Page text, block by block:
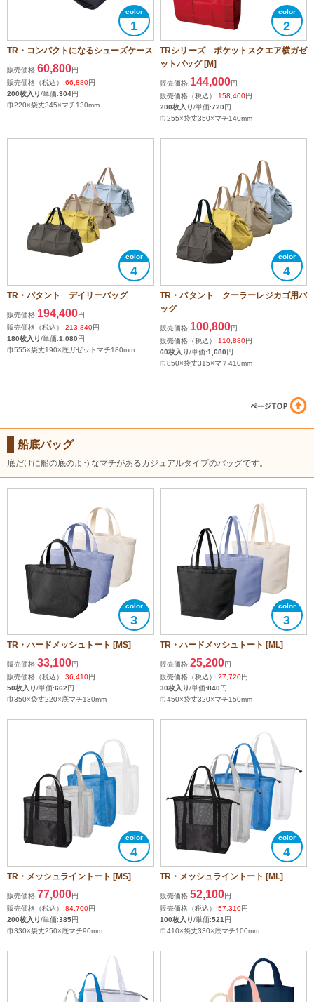
1
TR・コンパクトになるシューズケース
販売価格:60,800円
販売価格（税込）:66,880円
200枚入り/単価:304円
巾220×袋丈345×マチ130mm
2
TRシリーズ ポケットスクエア横ガゼ
ットバッグ [M]
販売価格:144,000円
販売価格（税込）:158,400円
200枚入り/単価:720円
巾255×袋丈350×マチ140mm
4
TR・パタント デイリーバッグ
販売価格:194,400円
販売価格（税込）:213,840円
180枚入り/単価:1,080円
巾555×袋丈190×底ガゼットマチ180mm
4
TR・パタント クーラーレジカゴ用バ
ッグ
販売価格:100,800円
販売価格（税込）:110,880円
60枚入り/単価:1,680円
巾850×袋丈315×マチ410mm
船底バッグ
底だけに船の底のようなマチがあるカジュアルタイプのバッグです。
3
TR・ハードメッシュトート [MS]
販売価格:33,100円
販売価格（税込）:36,410円
50枚入り/単価:662円
巾350×袋丈220×底マチ130mm
3
TR・ハードメッシュトート [ML]
販売価格:25,200円
販売価格（税込）:27,720円
30枚入り/単価:840円
巾450×袋丈320×マチ150mm
4
TR・メッシュライントート [MS]
販売価格:77,000円
販売価格（税込）:84,700円
200枚入り/単価:385円
巾330×袋丈250×底マチ90mm
4
TR・メッシュライントート [ML]
販売価格:52,100円
販売価格（税込）:57,310円
100枚入り/単価:521 円
巾410×袋丈330×底マチ100mm